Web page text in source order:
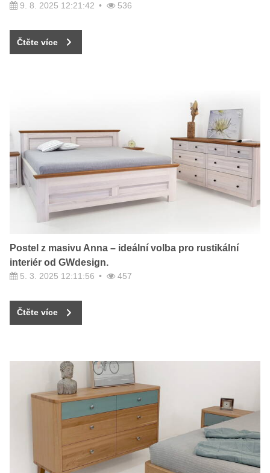
9. 8. 2025 12:21:42 536
Čtěte více
Postel z masivu Anna – ideální volba pro rustikální
interiér od GWdesign.
5. 3. 2025 12:11:56 457
Čtěte více